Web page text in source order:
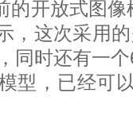
的开放式图
，这次采用
同时还有一
型，已经可